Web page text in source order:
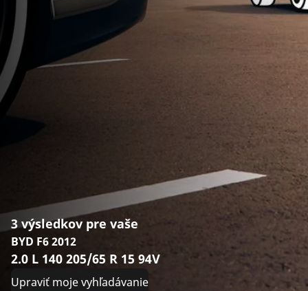
3 výsledkov pre vaše
BYD F6 2012
2.0 L 140 205/65 R 15 94V
Upraviť moje vyhľadávanie